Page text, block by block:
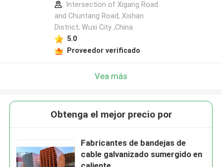
Intersection of Xigang Road
and Chuntang Road, Xishan
District, Wuxi City ,China
5.0
Proveedor verificado
Vea más
Obtenga el mejor precio por
Fabricantes de bandejas de
cable galvanizado sumergido en